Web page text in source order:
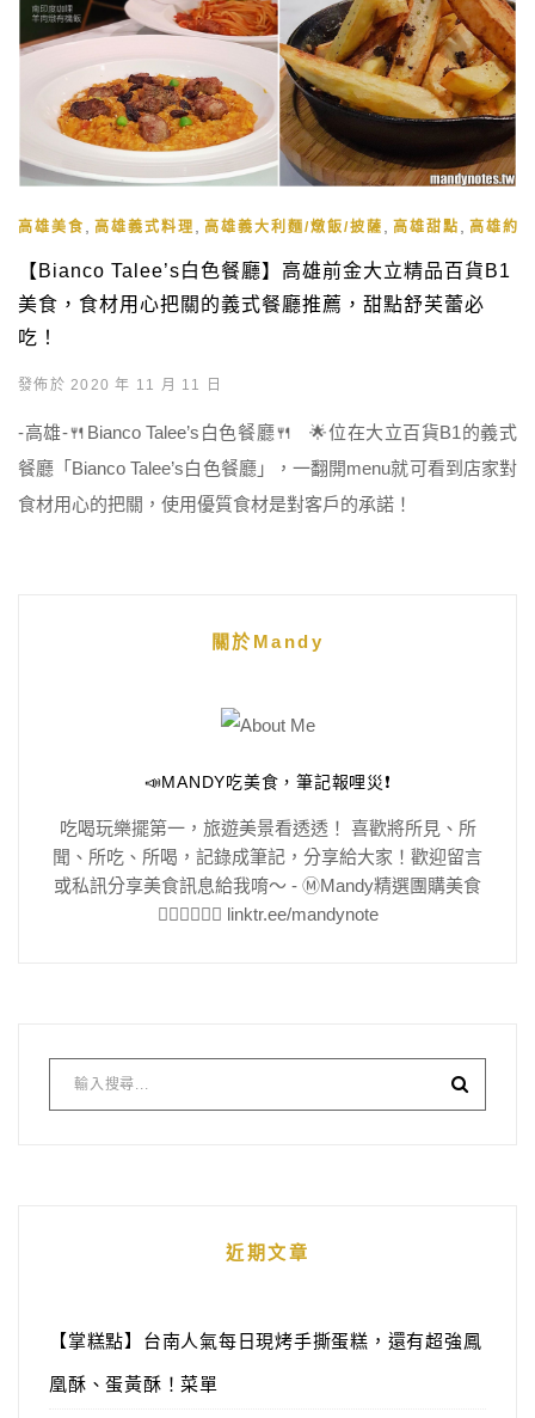
高雄美食 , 高雄義式料理 , 高雄義大利麵/燉飯/披薩 , 高雄甜點 , 高雄約
【Bianco Talee’s白色餐廳】高雄前金大立精品百貨B1
美食，食材用心把關的義式餐廳推薦，甜點舒芙蕾必
吃！
發佈於 2020 年 11 月 11 日
-高雄-🍴Bianco Talee’s白色餐廳🍴 🌟位在大立百貨B1的義式
餐廳「Bianco Talee’s白色餐廳」，一翻開menu就可看到店家對
食材用心的把關，使用優質食材是對客戶的承諾！
關於Mandy
📣MANDY吃美食，筆記報哩災❗️
吃喝玩樂擺第一，旅遊美景看透透！ 喜歡將所見、所
聞、所吃、所喝，記錄成筆記，分享給大家！歡迎留言
或私訊分享美食訊息給我唷～ - Ⓜ️Mandy精選團購美食
👇🏻👇🏻👇🏻 linktr.ee/mandynote
近期文章
【掌糕點】台南人氣每日現烤手撕蛋糕，還有超強鳳
凰酥、蛋黃酥！菜單